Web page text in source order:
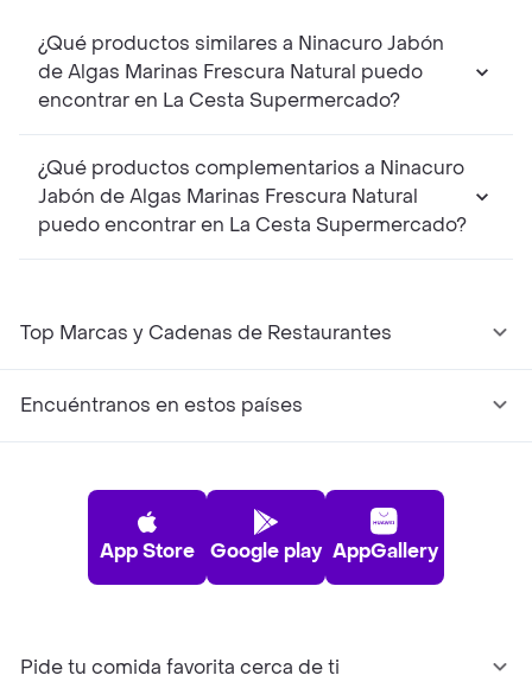
¿Qué productos similares a Ninacuro Jabón
de Algas Marinas Frescura Natural puedo
encontrar en La Cesta Supermercado?
¿Qué productos complementarios a Ninacuro
Jabón de Algas Marinas Frescura Natural
puedo encontrar en La Cesta Supermercado?
Top Marcas y Cadenas de Restaurantes
Encuéntranos en estos países
App Store Google play AppGallery
Pide tu comida favorita cerca de ti